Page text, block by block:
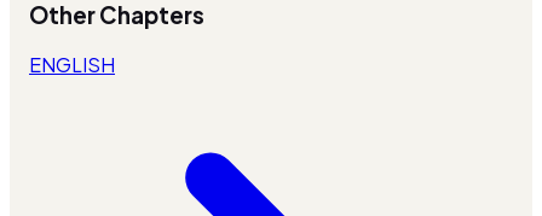
Other Chapters
ENGLISH